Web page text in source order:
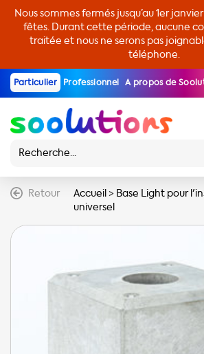
Nous sommes fermés jusqu’au 1er
fêtes. Durant cette période, aucune
traitée et nous ne serons pas
téléphone.
Particulier Professionnel A propos de
Retour Accueil> Base Light pour
universel